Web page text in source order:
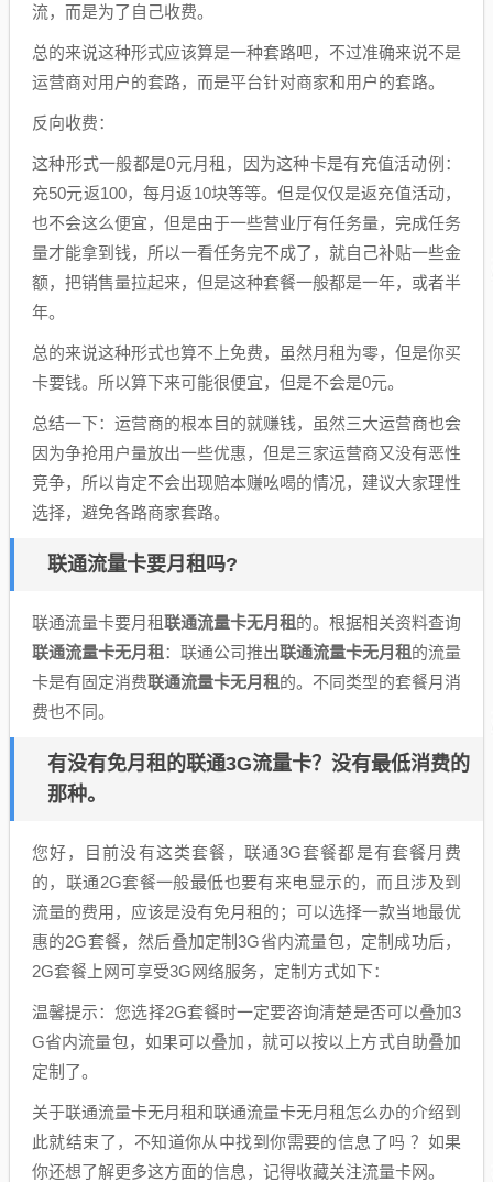
流，而是为了自己收费。
总的来说这种形式应该算是一种套路吧，不过准确来说不是
运营商对用户的套路，而是平台针对商家和用户的套路。
反向收费：
这种形式一般都是0元月租，因为这种卡是有充值活动例：
充50元返100，每月返10块等等。但是仅仅是返充值活动，
也不会这么便宜，但是由于一些营业厅有任务量，完成任务
量才能拿到钱，所以一看任务完不成了，就自己补贴一些金
额，把销售量拉起来，但是这种套餐一般都是一年，或者半
年。
总的来说这种形式也算不上免费，虽然月租为零，但是你买
卡要钱。所以算下来可能很便宜，但是不会是0元。
总结一下：运营商的根本目的就赚钱，虽然三大运营商也会
因为争抢用户量放出一些优惠，但是三家运营商又没有恶性
竞争，所以肯定不会出现赔本赚吆喝的情况，建议大家理性
选择，避免各路商家套路。
联通流量卡要月租吗?
联通流量卡要月租联通流量卡无月租 的。根据相关资料查询
联通流量卡无月租 ：联通公司推出联通流量卡无月租 的流量
卡是有固定消费联通流量卡无月租 的。不同类型的套餐月消
费也不同。
有没有免月租的联通3G流量卡？没有最低消费的
那种。
您好，目前没有这类套餐，联通3G套餐都是有套餐月费
的，联通2G套餐一般最低也要有来电显示的，而且涉及到
流量的费用，应该是没有免月租的；可以选择一款当地最优
惠的2G套餐，然后叠加定制3G省内流量包，定制成功后，
2G套餐上网可享受3G网络服务，定制方式如下：
温馨提示：您选择2G套餐时一定要咨询清楚是否可以叠加3
G省内流量包，如果可以叠加，就可以按以上方式自助叠加
定制了。
关于联通流量卡无月租和联通流量卡无月租怎么办的介绍到
此就结束了，不知道你从中找到你需要的信息了吗 ？如果
你还想了解更多这方面的信息，记得收藏关注流量卡网。